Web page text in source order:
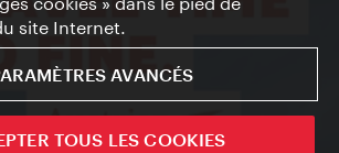
site Internet.
AVANCÉS
TOUS LES COOKIES